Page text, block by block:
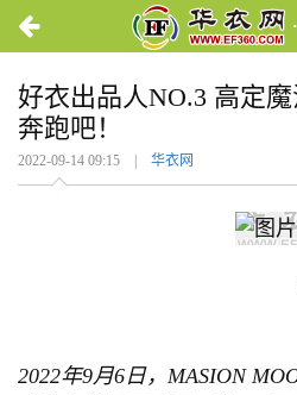
好衣出品人NO.3 高定
奔跑吧！
2022-09-14 09:15 | 华衣网
2022年9月6日，MASION